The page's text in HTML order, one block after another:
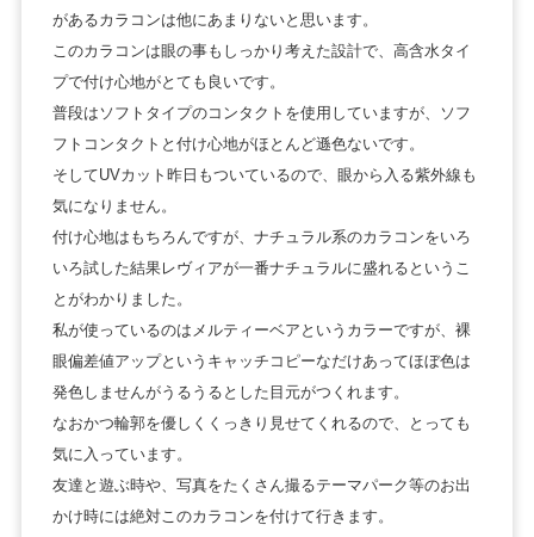
があるカラコンは他にあまりないと思います。
このカラコンは眼の事もしっかり考えた設計で、高含水タイ
プで付け心地がとても良いです。
普段はソフトタイプのコンタクトを使用していますが、ソフ
フトコンタクトと付け心地がほとんど遜色ないです。
そしてUVカット昨日もついているので、眼から入る紫外線も
気になりません。
付け心地はもちろんですが、ナチュラル系のカラコンをいろ
いろ試した結果レヴィアが一番ナチュラルに盛れるというこ
とがわかりました。
私が使っているのはメルティーベアというカラーですが、裸
眼偏差値アップというキャッチコピーなだけあってほぼ色は
発色しませんがうるうるとした目元がつくれます。
なおかつ輪郭を優しくくっきり見せてくれるので、とっても
気に入っています。
友達と遊ぶ時や、写真をたくさん撮るテーマパーク等のお出
かけ時には絶対このカラコンを付けて行きます。